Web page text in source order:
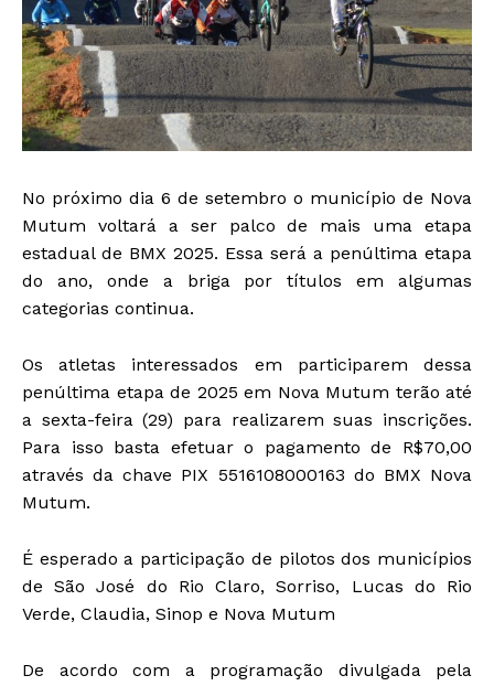
No próximo dia 6 de setembro o município de Nova
Mutum voltará a ser palco de mais uma etapa
estadual de BMX 2025. Essa será a penúltima etapa
do ano, onde a briga por títulos em algumas
categorias continua.
Os atletas interessados em participarem dessa
penúltima etapa de 2025 em Nova Mutum terão até
a sexta-feira (29) para realizarem suas inscrições.
Para isso basta efetuar o pagamento de R$70,00
através da chave PIX 5516108000163 do BMX Nova
Mutum.
É esperado a participação de pilotos dos municípios
de São José do Rio Claro, Sorriso, Lucas do Rio
Verde, Claudia, Sinop e Nova Mutum
De acordo com a programação divulgada pela